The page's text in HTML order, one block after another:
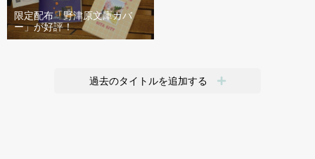
限定配布「野津原文庫カバ
ー」が好評！
過去のタイトルを追加する